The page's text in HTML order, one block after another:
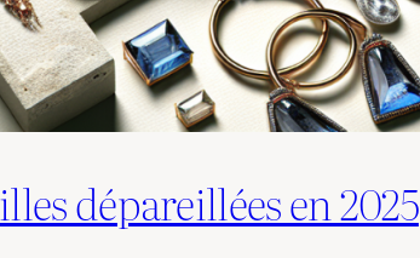
dépareillées en 2025